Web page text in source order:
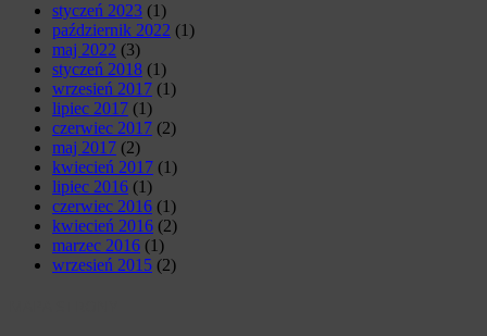
styczeń 2023 (1)
październik 2022 (1)
maj 2022 (3)
styczeń 2018 (1)
wrzesień 2017 (1)
lipiec 2017 (1)
czerwiec 2017 (2)
maj 2017 (2)
kwiecień 2017 (1)
lipiec 2016 (1)
czerwiec 2016 (1)
kwiecień 2016 (2)
marzec 2016 (1)
wrzesień 2015 (2)